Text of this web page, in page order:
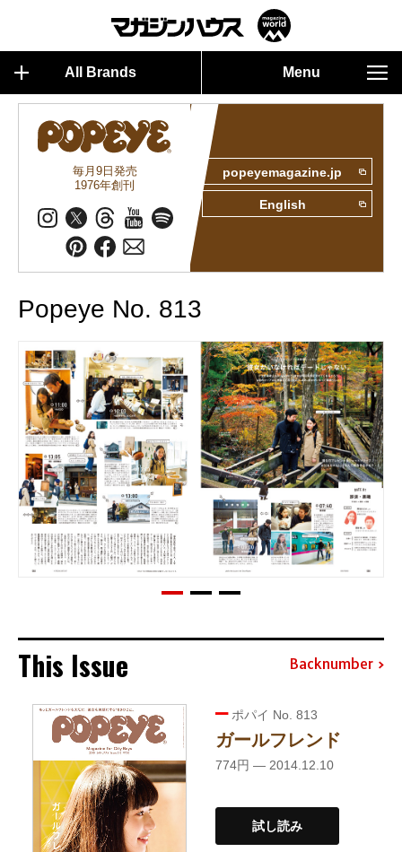
All Brands Menu
毎月9日発売
1976年創刊
popeyemagazine.jp
English
Popeye No. 813
This Issue Backnumber
ポパイ No. 813
ガールフレンド
774円 — 2014.12.10
試し読み